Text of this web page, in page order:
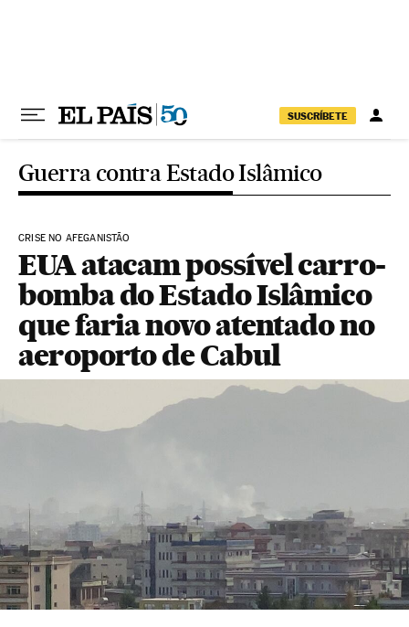
SUSCRÍBETE
Guerra contra Estado Islâmico
CRISE NO AFEGANISTÃO
EUA atacam possível carro-
bomba do Estado Islâmico
que faria novo atentado no
aeroporto de Cabul